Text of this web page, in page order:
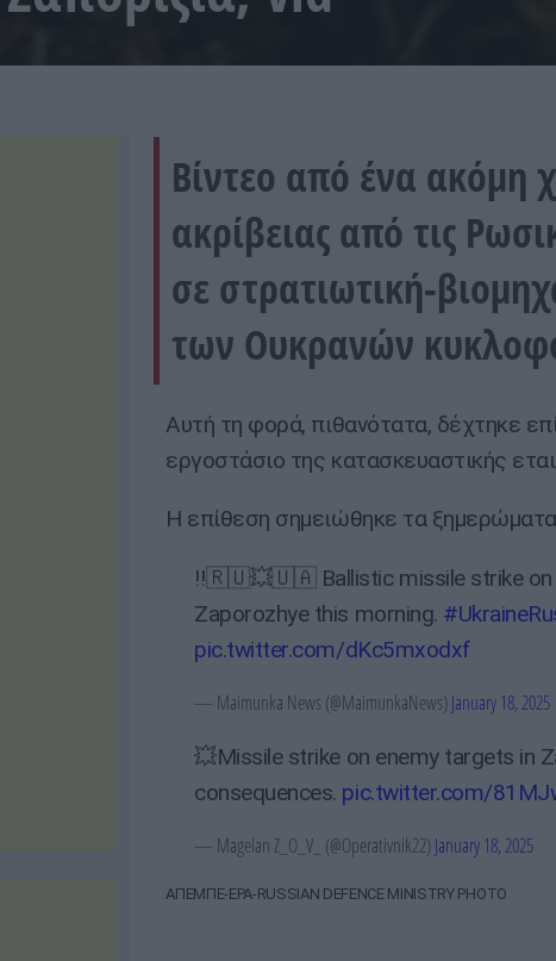
Βίντεο από ένα ακόμη
ακρίβειας από τις
σε στρατιωτική-
των Ουκρανών
Αυτή τη φορά, πιθανότατα, δέχτηκε
εργοστάσιο της κατασκευαστικής
Η επίθεση σημειώθηκε τα
‼️🇷🇺💥🇺🇦 Ballistic missile strike on
Zaporozhye this morning.
pic.twitter.com/dKc5mxodxf
— Maimunka News (@MaimunkaNews)January 18, 2025
💥Missile strike on enemy targets in
consequences. pic.twitter.com/
— Magelan Z_O_V_ (@Operativnik22)January 18, 2025
ΑΠΕΜΠΕ-EPA-RUSSIAN DEFENCE MINISTRY PHOTO